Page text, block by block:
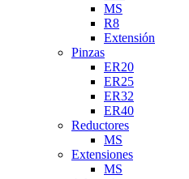
MS
R8
Extensión
Pinzas
ER20
ER25
ER32
ER40
Reductores
MS
Extensiones
MS